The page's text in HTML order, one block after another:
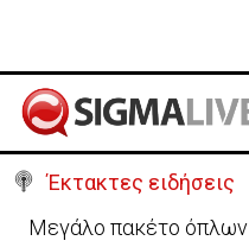
Έκτακτες ειδήσεις
Μελέτησε το πόρισμα